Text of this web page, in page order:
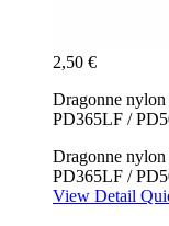
2,50 €
Dragonne
PD365LF /
Dragonne
PD365LF /
View Detail